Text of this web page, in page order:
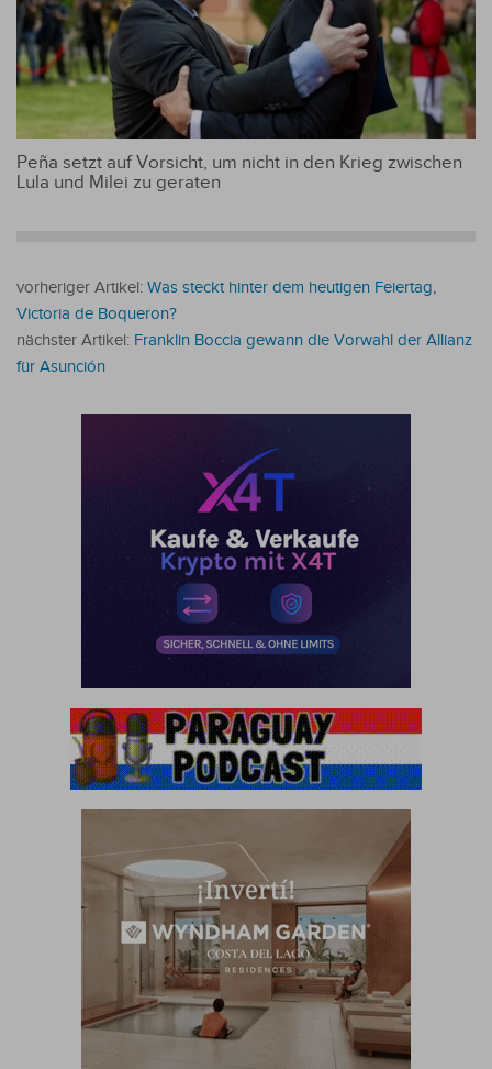
Peña setzt auf Vorsicht, um nicht in den Krieg zwischen
Lula und Milei zu geraten
vorheriger Artikel: Was steckt hinter dem heutigen Feiertag,
Victoria de Boqueron?
nächster Artikel: Franklin Boccia gewann die Vorwahl der Allianz
für Asunción